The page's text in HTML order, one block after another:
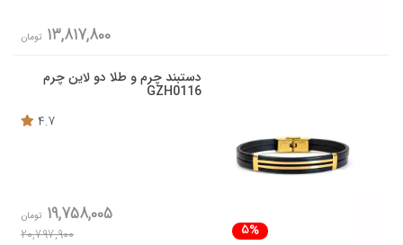
13,817,800 تومان
دستبند چرم و طلا دو لاین چرم
GZH0116
4.7
5%
19,758,005 تومان
20,797,900